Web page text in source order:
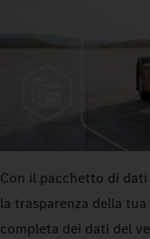
Con il pacchetto di
la trasparenza della
completa dei dati del